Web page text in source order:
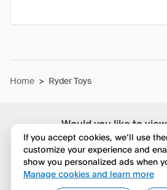
Would you like to
in English?
No, continua a
Home > Ryder Toys
If you accept cookies, we’ll use
customize your experience and
show you personalized ads when
Manage cookies and learn more